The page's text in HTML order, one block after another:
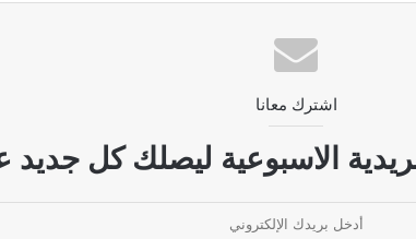
اشترك معانا
الاسبوعية ليصلك كل جديد